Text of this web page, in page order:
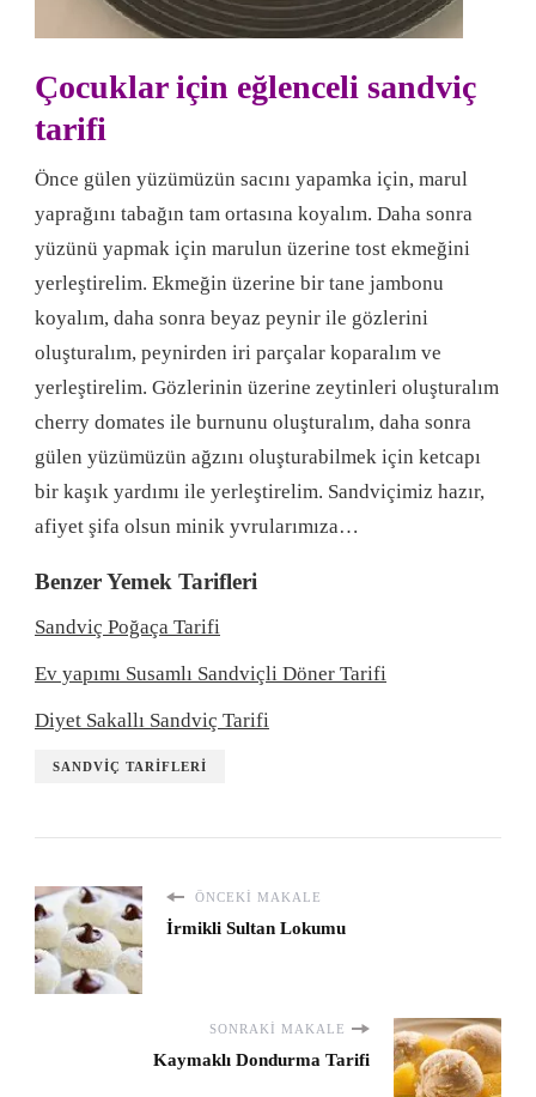
Çocuklar için eğlenceli sandviç
tarifi
Önce gülen yüzümüzün sacını yapamka için, marul
yaprağını tabağın tam ortasına koyalım. Daha sonra
yüzünü yapmak için marulun üzerine tost ekmeğini
yerleştirelim. Ekmeğin üzerine bir tane jambonu
koyalım, daha sonra beyaz peynir ile gözlerini
oluşturalım, peynirden iri parçalar koparalım ve
yerleştirelim. Gözlerinin üzerine zeytinleri oluşturalım
cherry domates ile burnunu oluşturalım, daha sonra
gülen yüzümüzün ağzını oluşturabilmek için ketcapı
bir kaşık yardımı ile yerleştirelim. Sandviçimiz hazır,
afiyet şifa olsun minik yvrularımıza…
Benzer Yemek Tarifleri
Sandviç Poğaça Tarifi
Ev yapımı Susamlı Sandviçli Döner Tarifi
Diyet Sakallı Sandviç Tarifi
SANDVIÇ TARIFLERI
ÖNCEKI MAKALE
İrmikli Sultan Lokumu
SONRAKI MAKALE
Kaymaklı Dondurma Tarifi